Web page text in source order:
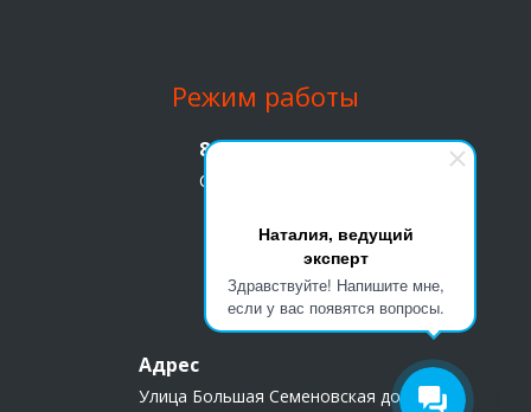
Наталия, ведущий
эксперт
Здравствуйте! Напишите мне,
если у вас появятся вопросы.
Режим работы
8 (499) 391 90 47
С 9 утра до 19 вечера
Адрес
Адрес
Улица Большая Семеновская дом 45